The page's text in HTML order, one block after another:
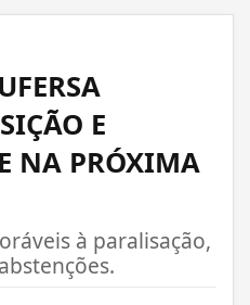
E
NA PRÓXIMA
à paralisação,